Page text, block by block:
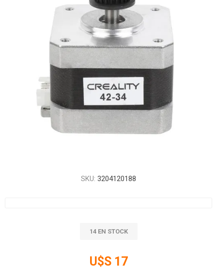
SKU: 3204120188
14 EN STOCK
U$S 17